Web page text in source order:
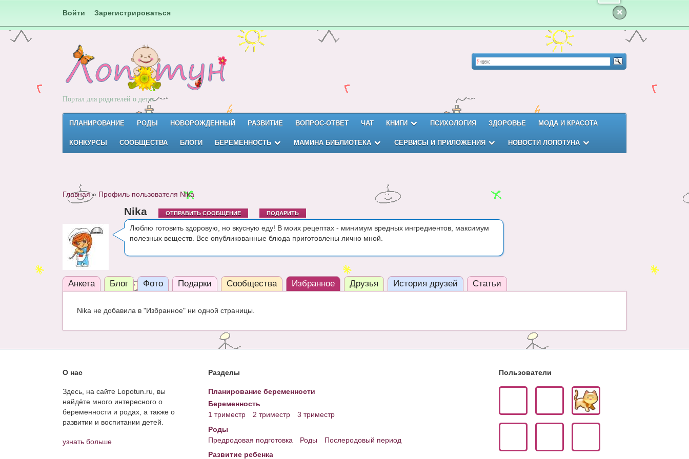
Войти Зарегистрироваться ×
Портал для родителей о детях
ПЛАНИРОВАНИЕ РОДЫ НОВОРОЖДЕННЫЙ РАЗВИТИЕ ВОПРОС-ОТВЕТ ЧАТ КНИГИ ПСИХОЛОГИЯ ЗДОРОВЬЕ МОДА И КРАСОТА
КОНКУРСЫ СООБЩЕСТВА БЛОГИ БЕРЕМЕННОСТЬ МАМИНА БИБЛИОТЕКА СЕРВИСЫ И ПРИЛОЖЕНИЯ НОВОСТИ ЛОПОТУНА
Главная» Профиль пользователя Nika
Nika ОТПРАВИТЬ СООБЩЕНИЕ ПОДАРИТЬ
Люблю готовить здоровую, но вкусную еду! В моих рецептах - минимум вредных ингредиентов, максимум
полезных веществ. Все опубликованные блюда приготовлены лично мной.
Анкета Блог Фото Подарки Сообщества Избранное Друзья История друзей Статьи
Nika не добавила в "Избранное" ни одной страницы.
О нас
Здесь, на сайте Lopotun.ru, вы
найдёте много интересного о
беременности и родах, а также о
развитии и воспитании детей.
узнать больше
Разделы
Планирование беременности
Беременность
1 триместр
2 триместр
3 триместр
Роды
Предродовая подготовка
Роды
Послеродовый период
Развитие ребенка
Пользователи